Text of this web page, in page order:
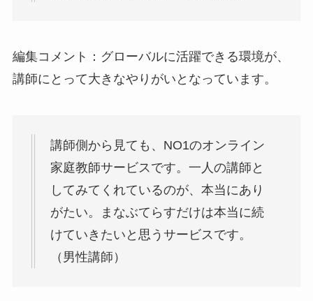
編集コメント：グローバルに活躍できる環境が、
講師にとって大きなやりがいとなっています。
講師側から見ても、NO1のオンライン
家庭教師サービスです。一人の講師と
してみてくれているのが、本当にあり
がたい。まなぶてらすだけは本当に続
けていきたいと思うサービスです。
（男性講師）